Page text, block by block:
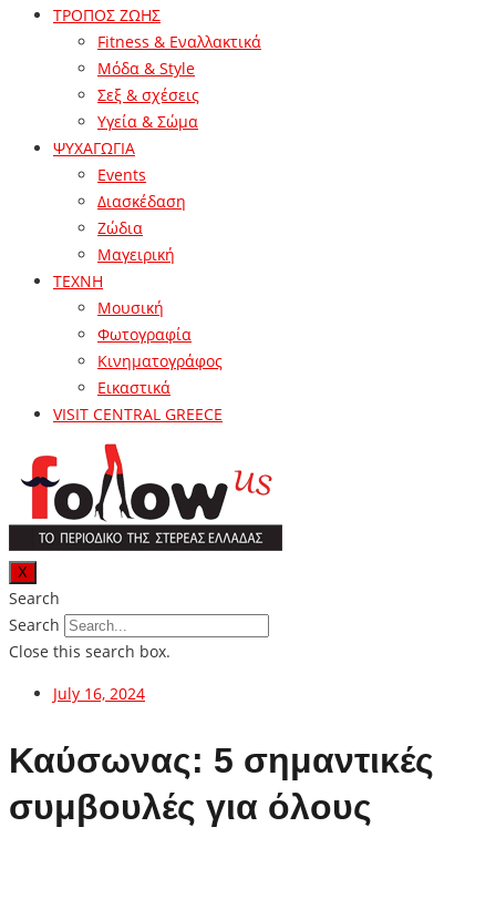
ΤΡΟΠΟΣ ΖΩΗΣ
Fitness & Εναλλακτικά
Μόδα & Style
Σεξ & σχέσεις
Υγεία & Σώμα
ΨΥΧΑΓΩΓΙΑ
Events
Διασκέδαση
Ζώδια
Μαγειρική
ΤΕΧΝΗ
Μουσική
Φωτογραφία
Κινηματογράφος
Εικαστικά
VISIT CENTRAL GREECE
X
Search
Search
Close this search box.
July 16, 2024
Καύσωνας: 5 σημαντικές
συμβουλές για όλους